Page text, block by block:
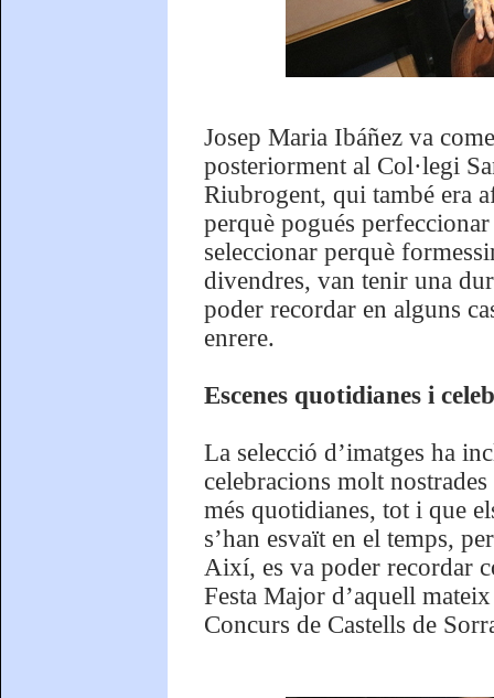
Josep Maria Ibáñez va
posteriorment al Col·legi
Riubrogent, qui també era
perquè pogués
seleccionar perquè
divendres, van tenir una
poder recordar en alguns
enrere.
Escenes quotidianes i
La selecció d’imatges ha
celebracions molt
més quotidianes, tot i que
s’han esvaït en el temps,
Així, es va poder recordar
Festa Major d’aquell
Concurs de Castells de